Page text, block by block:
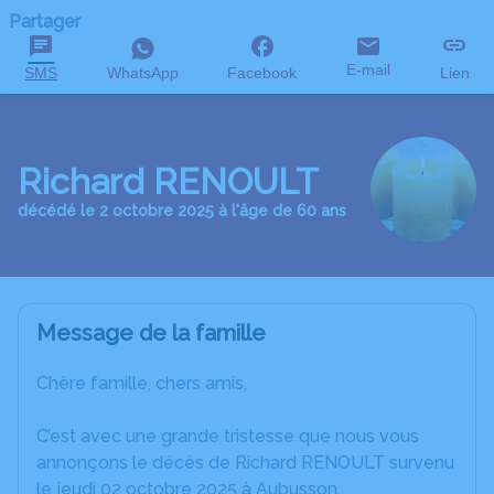
Partager
SMS WhatsApp Facebook E-mail Lien
Richard RENOULT
décédé le 2 octobre 2025 à l'âge de 60 ans
Message de la famille
Chère famille, chers amis,
C’est avec une grande tristesse que nous vous
annonçons le décès de Richard RENOULT survenu
le jeudi 02 octobre 2025 à Aubusson.